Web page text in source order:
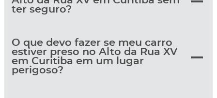
ter seguro?
O que devo fazer se meu carro
estiver preso no Alto da Rua XV
em Curitiba em um lugar
perigoso?